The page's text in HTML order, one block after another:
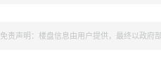
免责声明：楼盘信息由用户提供，最终以政府